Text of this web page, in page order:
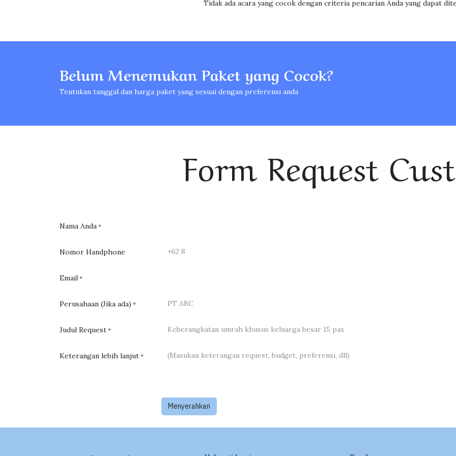
Tidak ada acara yang cocok dengan criteria pencarian Anda yang dapat
Belum Menemukan Paket yang Cocok?
Tentukan tanggal dan harga paket yang sesuai dengan preferensi anda
Form Request
Nama Anda *
Nomor Handphone
Email *
Perusahaan (Jika ada) *
Judul Request *
Keterangan lebih lanjut *
Menyerahkan